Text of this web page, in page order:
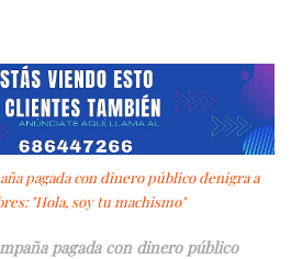
pagada con dinero público